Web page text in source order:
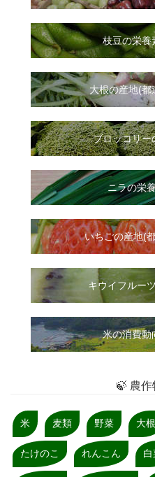
枝豆の栄養
大根の産地(都
ブロッコリー
ニラの栄
いちごの産地(
キウイフルー
米の消費動
🍃 農
米 麦類 野菜 大根
たけのこ れんこん 白